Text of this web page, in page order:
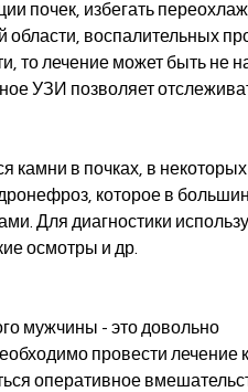
почек, избегать
области, воспалительных
то лечение может быть не
УЗИ позволяет
камни в почках, в
которое в
Для диагностики
осмотры и др.
мужчины - это довольно
провести лечение
оперативное